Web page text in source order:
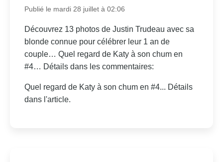
Publié le mardi 28 juillet à 02:06
Découvrez 13 photos de Justin Trudeau avec sa
blonde connue pour célébrer leur 1 an de
couple… Quel regard de Katy à son chum en
#4… Détails dans les commentaires:
Quel regard de Katy à son chum en #4... Détails
dans l'article.